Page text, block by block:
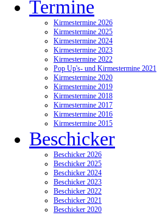
Termine
Kirmestermine 2026
Kirmestermine 2025
Kirmestermine 2024
Kirmestermine 2023
Kirmestermine 2022
Pop Up's- und Kirmestermine 2021
Kirmestermine 2020
Kirmestermine 2019
Kirmestermine 2018
Kirmestermine 2017
Kirmestermine 2016
Kirmestermine 2015
Beschicker
Beschicker 2026
Beschicker 2025
Beschicker 2024
Beschicker 2023
Beschicker 2022
Beschicker 2021
Beschicker 2020